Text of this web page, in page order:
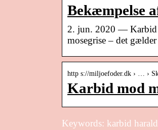
Bekæmpelse
2. jun. 2020 — Karbid
mosegrise – det
http s://miljoefoder.dk › … ›
Karbid mod
Keywords: karbid